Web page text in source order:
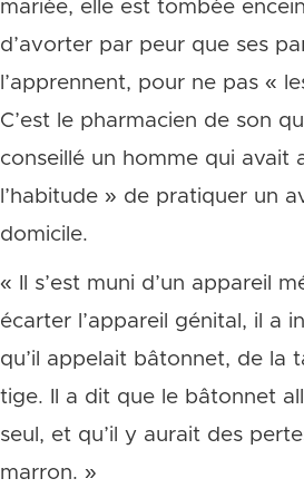
mariée, elle est tombée
d’avorter par peur que ses
l’apprennent, pour ne pas «
C’est le pharmacien de son
conseillé un homme qui avait
l’habitude » de pratiquer un
domicile.
« Il s’est muni d’un appareil
écarter l’appareil génital, il a
qu’il appelait bâtonnet, de la
tige. Il a dit que le bâtonnet
seul, et qu’il y aurait des
marron. »